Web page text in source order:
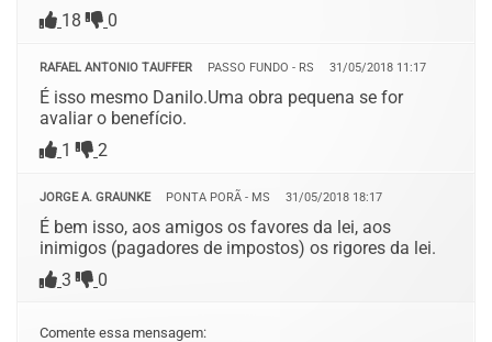
18
0
RAFAEL ANTONIO TAUFFER PASSO FUNDO - RS 31/05/2018 11:17
É isso mesmo Danilo.Uma obra pequena se for
avaliar o benefício.
1
2
JORGE A. GRAUNKE PONTA PORÃ - MS 31/05/2018 18:17
É bem isso, aos amigos os favores da lei, aos
inimigos (pagadores de impostos) os rigores da lei.
3
0
Comente essa mensagem: